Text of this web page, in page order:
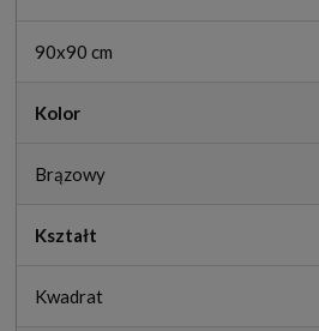
90x90 cm
Kolor
Brązowy
Kształt
Kwadrat